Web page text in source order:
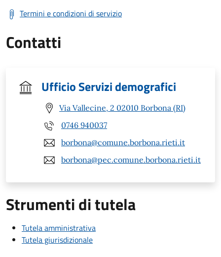
Termini e condizioni di servizio
Contatti
Ufficio Servizi demografici
Via Vallecine, 2 02010 Borbona (RI)
0746 940037
borbona@comune.borbona.rieti.it
borbona@pec.comune.borbona.rieti.it
Strumenti di tutela
Tutela amministrativa
Tutela giurisdizionale